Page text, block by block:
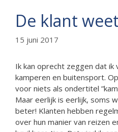
De klant
15 juni 2017
Ik kan oprecht zeggen dat ik
kamperen en buitensport.
voor niets als ondertitel
Maar eerlijk is eerlijk, soms
beter! Klanten hebben
over hun manier van reizen